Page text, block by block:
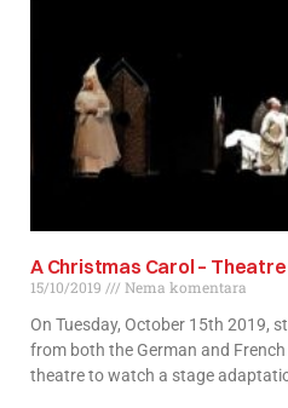
A Christmas Carol –
15/10/2019
Nema komentara
On Tuesday, October 15th 2019,
from both the German and
theatre to watch a stage